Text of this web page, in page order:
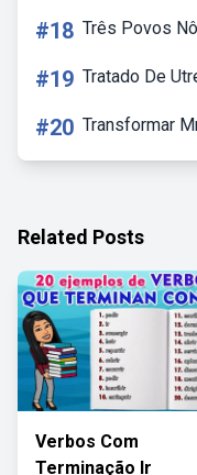
#18 Três Povos
#19 Tratado De
#20 Transformar
Related Posts
Verbos Com
Terminação Ir